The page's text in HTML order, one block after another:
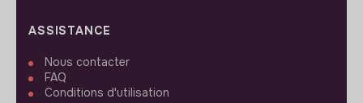
ASSISTANCE
Nous contacter
FAQ
Conditions d'utilisation